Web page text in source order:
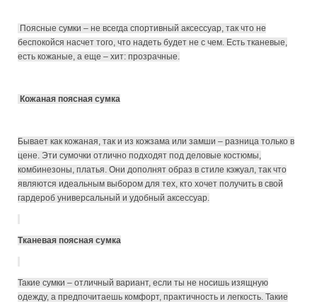
Поясные сумки – не всегда спортивный аксессуар, так что не
беспокойся насчет того, что надеть будет не с чем. Есть тканевые,
есть кожаные, а еще – хит: прозрачные.
Кожаная поясная сумка
Бывает как кожаная, так и из кожзама или замши – разница только в
цене. Эти сумочки отлично подходят под деловые костюмы,
комбинезоны, платья. Они дополнят образ в стиле кэжуал, так что
являются идеальным выбором для тех, кто хочет получить в свой
гардероб универсальный и удобный аксессуар.
Тканевая поясная сумка
Такие сумки – отличный вариант, если ты не носишь изящную
одежду, а предпочитаешь комфорт, практичность и легкость. Такие